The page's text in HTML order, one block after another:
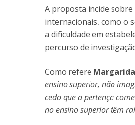
A proposta incide
internacionais, como o
a dificuldade em
percurso de
Como refere
ensino superior, não
cedo que a pertença
no ensino superior têm